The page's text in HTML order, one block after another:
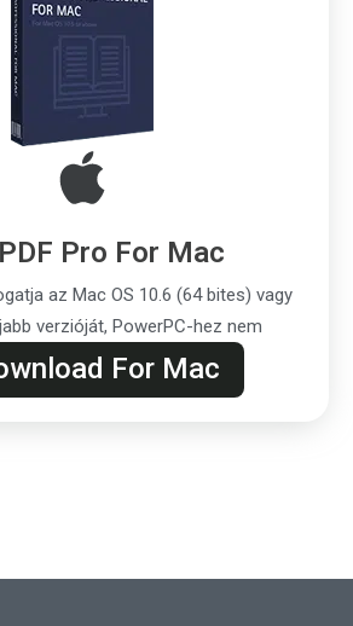
Pro For Mac
az Mac OS 10.6 (64 bites) vagy
verzióját, PowerPC-hez nem
For Mac